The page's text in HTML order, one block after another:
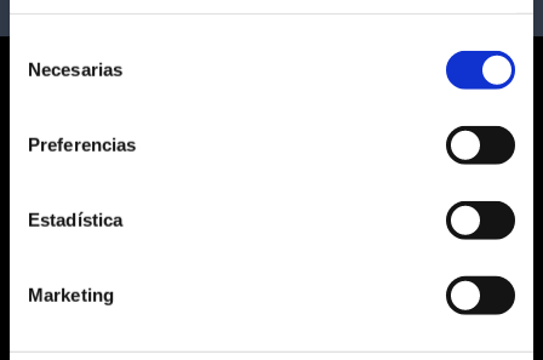
Necesarias
Preferencias
Estadística
Marketing
¿QUIÉNES SOMOS?
AVISO LEGAL
POLÍTICA DE COOKIES
SERVICIO AL CLIENTE